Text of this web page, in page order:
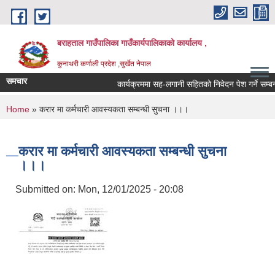
Skip to main content
बराहताल गाउँपालिका गाउँकार्यपालिकाको कार्यालय ,
कुनाथरी कर्णाली प्रदेश ,सुर्खेत नेपाल
समचार कार्यक्रममा सह-लगानी सहितको निवेदन पेश गर्ने
You are here
Home » करार मा कर्मचारी आवस्यकता सम्बन्धी सुचना ।।।
करार मा कर्मचारी आवस्यकता सम्बन्धी सुचना
।।।
Submitted on: Mon, 12/01/2025 - 20:08